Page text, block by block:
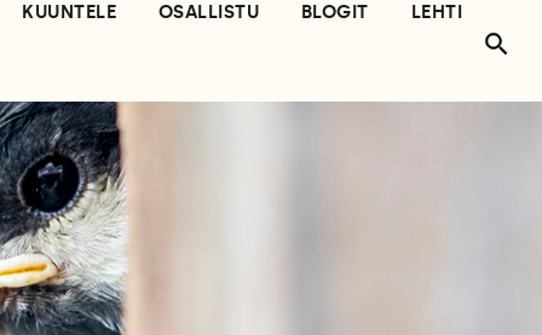
KUUNTELE OSALLISTU BLOGIT LEHTI